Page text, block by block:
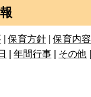
|保育方針 |保育内容
|年間行事 その他